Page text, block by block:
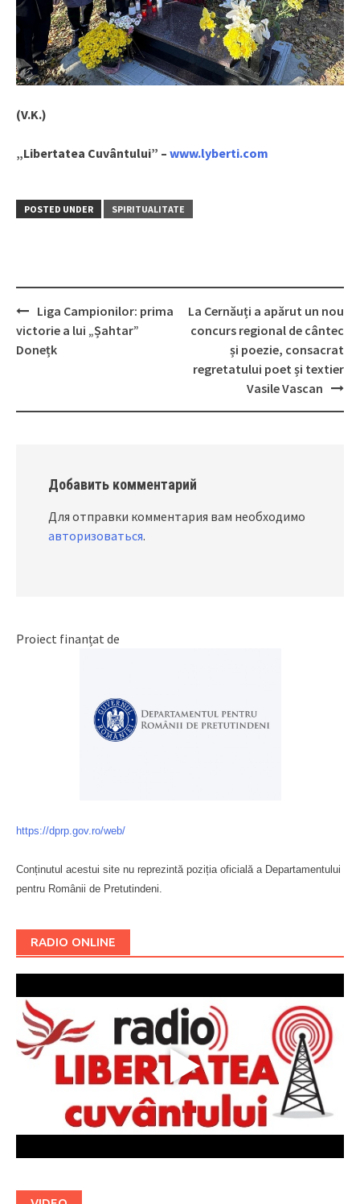
(V.K.)
„Libertatea Cuvântului” – www.lyberti.com
POSTED UNDER SPIRITUALITATE
Post
navigation
Liga Campionilor: prima
victorie a lui „Șahtar”
Donețk
La Cernăuți a apărut un nou
concurs regional de cântec
și poezie, consacrat
regretatului poet și textier
Vasile Vascan
Добавить комментарий
Для отправки комментария вам необходимо
авторизоваться.
Proiect finanțat de
https://dprp.gov.ro/web/
Conținutul acestui site nu reprezintă poziția oficială a Departamentului
pentru Românii de Pretutindeni.
RADIO ONLINE